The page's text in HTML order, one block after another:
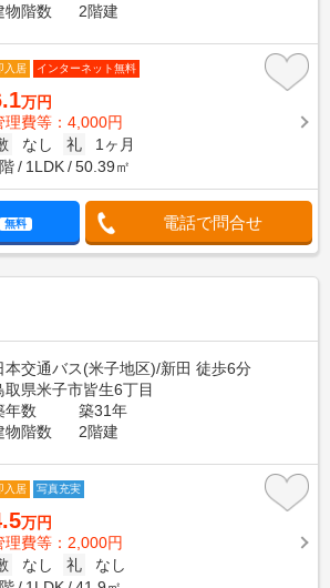
物階数
2階建
入居 インターネット無料
万円
理費等：4,000円
なし 礼
1ヶ月
1LDK 50.39㎡
無料 電話で問合せ
本交通バス(米子地区)/新田 徒歩6分
取県米子市皆生6丁目
年数
築31年
物階数
2階建
入居 写真充実
万円
理費等：2,000円
なし 礼
なし